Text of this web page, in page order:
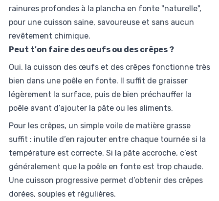
rainures profondes à la plancha en fonte "naturelle",
pour une cuisson saine, savoureuse et sans aucun
revêtement chimique.
Peut t'on faire des oeufs ou des crêpes ?
Oui, la cuisson des œufs et des crêpes fonctionne très
bien dans une poêle en fonte. Il suffit de graisser
légèrement la surface, puis de bien préchauffer la
poêle avant d’ajouter la pâte ou les aliments.
Pour les crêpes, un simple voile de matière grasse
suffit : inutile d’en rajouter entre chaque tournée si la
température est correcte. Si la pâte accroche, c’est
généralement que la poêle en fonte est trop chaude.
Une cuisson progressive permet d’obtenir des crêpes
dorées, souples et régulières.